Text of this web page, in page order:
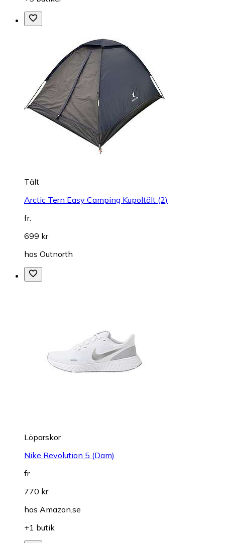
Tält
Arctic Tern Easy Camping Kupoltält (2)
fr.
699 kr
hos Outnorth
Löparskor
Nike Revolution 5 (Dam)
fr.
770 kr
hos Amazon.se
+1 butik